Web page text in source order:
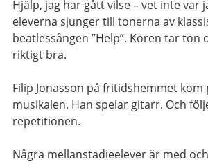
Hjälp, jag har gått vilse – vet inte var
eleverna sjunger till tonerna av
beatlessången ”Help”. Kören tar ton
riktigt bra.
Filip Jonasson på fritidshemmet kom
musikalen. Han spelar gitarr. Och
repetitionen.
Några mellanstadieelever är med